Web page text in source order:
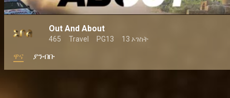
Out And About
465 Travel PG13 13 ኦገስት
ዋና ያንብቡ